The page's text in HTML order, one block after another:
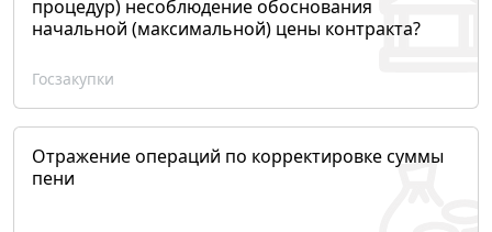
процедур) несоблюдение обоснования
начальной (максимальной) цены контракта?
Госзакупки
Отражение операций по корректировке суммы
пени